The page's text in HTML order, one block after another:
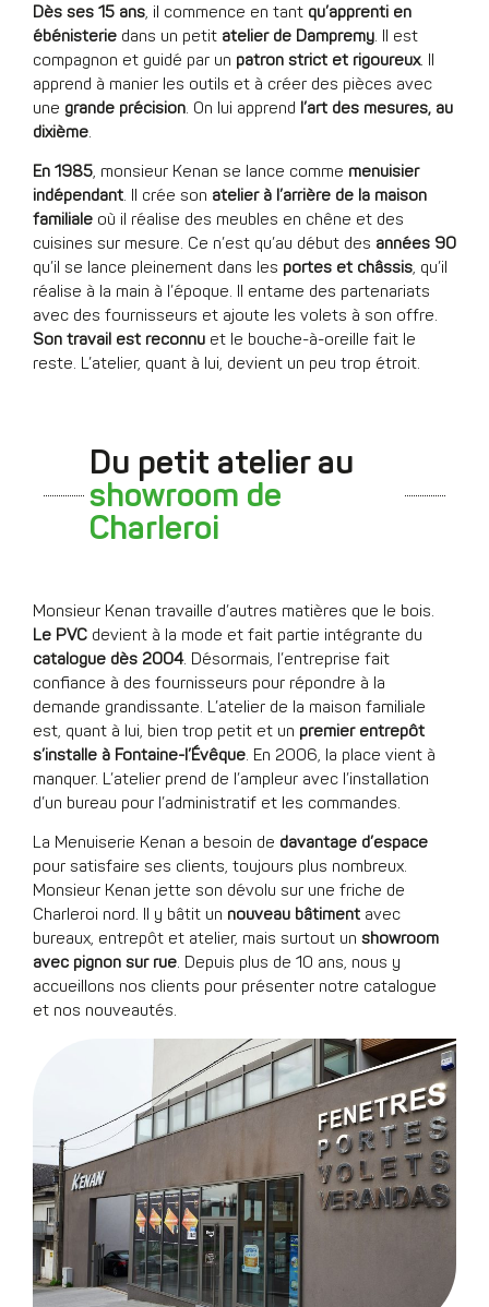
Dès ses 15 ans, il commence en tant qu’apprenti en
ébénisterie dans un petit atelier de Dampremy. Il est
compagnon et guidé par un patron strict et rigoureux. Il
apprend à manier les outils et à créer des pièces avec
une grande précision. On lui apprend l’art des mesures, au
dixième.
En 1985, monsieur Kenan se lance comme menuisier
indépendant. Il crée son atelier à l’arrière de la maison
familiale où il réalise des meubles en chêne et des
cuisines sur mesure. Ce n’est qu’au début des années 90
qu’il se lance pleinement dans les portes et châssis, qu’il
réalise à la main à l’époque. Il entame des partenariats
avec des fournisseurs et ajoute les volets à son offre.
Son travail est reconnu et le bouche-à-oreille fait le
reste. L’atelier, quant à lui, devient un peu trop étroit.
Du petit atelier au
showroom de
Charleroi
Monsieur Kenan travaille d’autres matières que le bois.
Le PVC devient à la mode et fait partie intégrante du
catalogue dès 2004. Désormais, l’entreprise fait
confiance à des fournisseurs pour répondre à la
demande grandissante. L’atelier de la maison familiale
est, quant à lui, bien trop petit et un premier entrepôt
s’installe à Fontaine-l’Évêque. En 2006, la place vient à
manquer. L’atelier prend de l’ampleur avec l’installation
d’un bureau pour l’administratif et les commandes.
La Menuiserie Kenan a besoin de davantage d’espace
pour satisfaire ses clients, toujours plus nombreux.
Monsieur Kenan jette son dévolu sur une friche de
Charleroi nord. Il y bâtit un nouveau bâtiment avec
bureaux, entrepôt et atelier, mais surtout un showroom
avec pignon sur rue. Depuis plus de 10 ans, nous y
accueillons nos clients pour présenter notre catalogue
et nos nouveautés.